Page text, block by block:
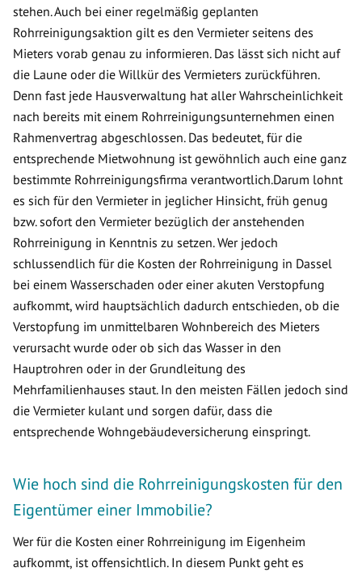
stehen. Auch bei einer regelmäßig geplanten
Rohrreinigungsaktion gilt es den Vermieter seitens des
Mieters vorab genau zu informieren. Das lässt sich nicht auf
die Laune oder die Willkür des Vermieters zurückführen.
Denn fast jede Hausverwaltung hat aller Wahrscheinlichkeit
nach bereits mit einem Rohrreinigungsunternehmen einen
Rahmenvertrag abgeschlossen. Das bedeutet, für die
entsprechende Mietwohnung ist gewöhnlich auch eine ganz
bestimmte Rohrreinigungsfirma verantwortlich.Darum lohnt
es sich für den Vermieter in jeglicher Hinsicht, früh genug
bzw. sofort den Vermieter bezüglich der anstehenden
Rohrreinigung in Kenntnis zu setzen. Wer jedoch
schlussendlich für die Kosten der Rohrreinigung in Dassel
bei einem Wasserschaden oder einer akuten Verstopfung
aufkommt, wird hauptsächlich dadurch entschieden, ob die
Verstopfung im unmittelbaren Wohnbereich des Mieters
verursacht wurde oder ob sich das Wasser in den
Hauptrohren oder in der Grundleitung des
Mehrfamilienhauses staut. In den meisten Fällen jedoch sind
die Vermieter kulant und sorgen dafür, dass die
entsprechende Wohngebäudeversicherung einspringt.
Wie hoch sind die Rohrreinigungskosten für den
Eigentümer einer Immobilie?
Wer für die Kosten einer Rohrreinigung im Eigenheim
aufkommt, ist offensichtlich. In diesem Punkt geht es